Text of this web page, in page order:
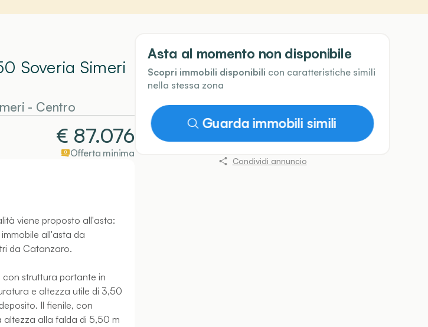
Soveria Simeri
- Centro
€ 87.076
Offerta minima
viene proposto all'asta:
all'asta da
da Catanzaro.
con struttura portante in
e altezza utile di 3,50
Il fienile, con
alla falda di 5,50 m
Asta al momento non disponibile
Scopri immobili disponibili con caratteristiche simili
nella stessa zona
Guarda immobili simili
Condividi annuncio